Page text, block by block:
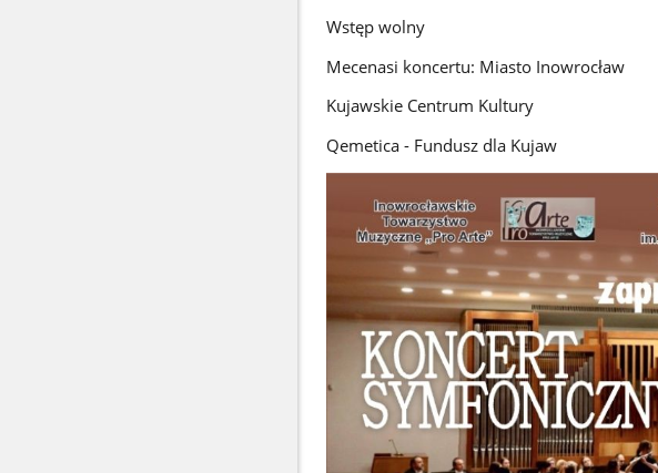
Wstęp wolny
Mecenasi koncertu: Miasto Inowrocław
Kujawskie Centrum Kultury
Qemetica - Fundusz dla Kujaw